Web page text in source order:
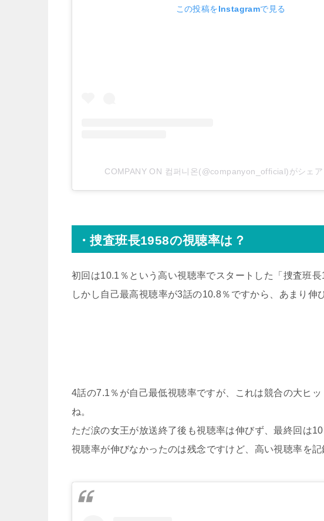
この投稿をInstagramで見る
COMPANY ON 컴퍼니온(@companyon_official)がシェア
・捜査班長1958の視聴率は？
初回は10.1％という高い視聴率でスタートした「捜査班長
しかし自己最高視聴率が3話の10.8％ですから、あまり伸
4話の7.1％が自己最低視聴率ですが、これは競合の大ヒ
ね。
ただ涙の女王が放送終了後も視聴率は伸びず、最終回は
視聴率が伸びなかったのは残念ですけど、高い視聴率を記